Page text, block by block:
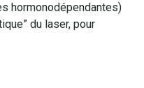
hormonodépendantes)
du laser, pour